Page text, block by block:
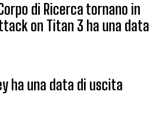
di Ricerca tornano in
on Titan 3 ha una data
ha una data di uscita